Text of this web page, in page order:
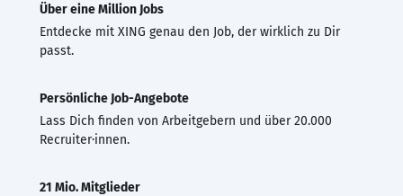
Über eine Million Jobs
Entdecke mit XING genau den Job, der wirklich zu Dir
passt.
Persönliche Job-Angebote
Lass Dich finden von Arbeitgebern und über 20.000
Recruiter·innen.
21 Mio. Mitglieder